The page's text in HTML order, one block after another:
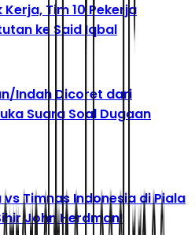
Tim 10 Pekerja
ke Said Iqbal
Indah Dicoret dari
Suara Soal Dugaan
Timnas Indonesia di Piala
John Herdman!